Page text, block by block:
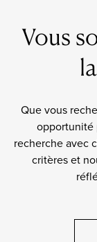
Vous
Que vous
opportunité
recherche avec
critères et